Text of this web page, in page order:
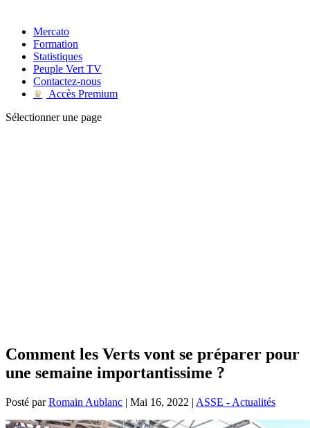
Mercato
Formation
Statistiques
Peuple Vert TV
Contactez-nous
♛
Accès Premium
Sélectionner une page
Comment les Verts vont se préparer pour
une semaine importantissime ?
Posté parRomain Aublanc | Mai 16, 2022 | ASSE - Actualités